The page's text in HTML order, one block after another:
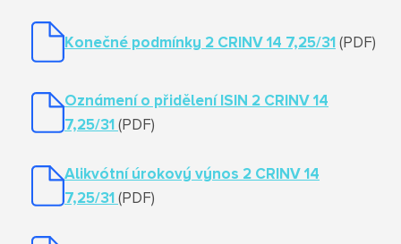
Konečné podmínky 2 CRINV 14 7,25/31 (PDF)
Oznámení o přidělení ISIN 2 CRINV 14
7,25/31 (PDF)
Alikvótní úrokový výnos 2 CRINV 14
7,25/31 (PDF)